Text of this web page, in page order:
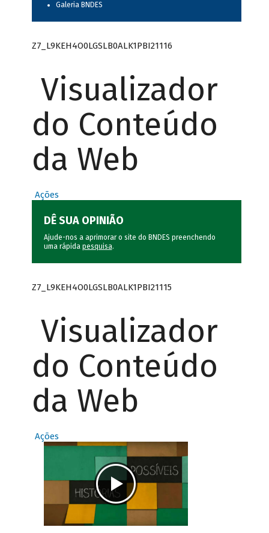
Galeria BNDES
Z7_L9KEH4O0LGSLB0ALK1PBI21116
Visualizador
do Conteúdo
da Web
Ações
DÊ SUA OPINIÃO
Ajude-nos a aprimorar o site do BNDES preenchendo
uma rápida pesquisa.
Z7_L9KEH4O0LGSLB0ALK1PBI21115
Visualizador
do Conteúdo
da Web
Ações